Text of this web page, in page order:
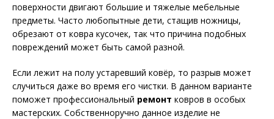
поверхности двигают большие и тяжелые мебельные
предметы. Часто любопытные дети, стащив ножницы,
обрезают от ковра кусочек, так что причина подобных
повреждений может быть самой разной.
Если лежит на полу устаревший ковёр, то разрыв может
случиться даже во время его чистки. В данном варианте
поможет профессиональный ремонт ковров в особых
мастерских. Собственноручно данное изделие не